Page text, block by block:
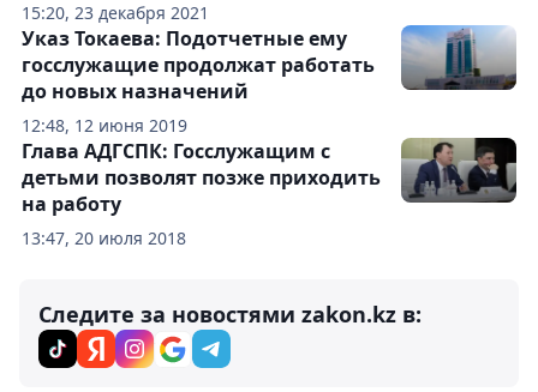
15:20, 23 декабря 2021
12:48, 12 июня 2019
Указ Токаева: Подотчетные ему
госслужащие продолжат работать
до новых назначений
13:47, 20 июля 2018
Глава АДГСПК: Госслужащим с
детьми позволят позже приходить
на работу
Следите за новостями zakon.kz в: